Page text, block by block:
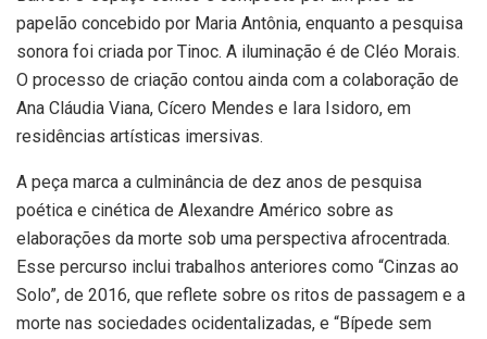
papelão concebido por Maria Antônia, enquanto a pesquisa
sonora foi criada por Tinoc. A iluminação é de Cléo Morais.
O processo de criação contou ainda com a colaboração de
Ana Cláudia Viana, Cícero Mendes e Iara Isidoro, em
residências artísticas imersivas.
A peça marca a culminância de dez anos de pesquisa
poética e cinética de Alexandre Américo sobre as
elaborações da morte sob uma perspectiva afrocentrada.
Esse percurso inclui trabalhos anteriores como “Cinzas ao
Solo”, de 2016, que reflete sobre os ritos de passagem e a
morte nas sociedades ocidentalizadas, e “Bípede sem